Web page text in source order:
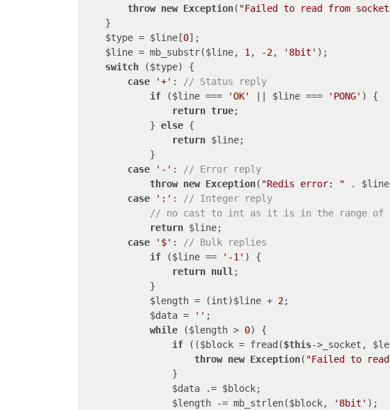
throw new Exception( "Failed to read from
    }
    $type = $line[
0];
    $line = mb_substr($line,
1 , -2, '8bit' );
switch ($type) {
case
'+' :
// Status reply
if ($line === 'OK' || $line === 'PONG' ) {
return true;
            }
else {
return $line;
            }
case
'-' :
// Error reply
throw new Exception( "Redis error: " .
case
':' :
// Integer reply
// no cast to int as it is in the range of
return $line;
case
'$' :
// Bulk replies
if ($line == '-1' ) {
return null ;
            }
            $length = (int)$line +
2;
            $data =
'' ;
while ($length > 0) {
if (($block = fread($this->_socket,
throw new Exception( "Failed to read
                }
                $data .= $block;
                $length -= mb_strlen($block,
'8bit' );